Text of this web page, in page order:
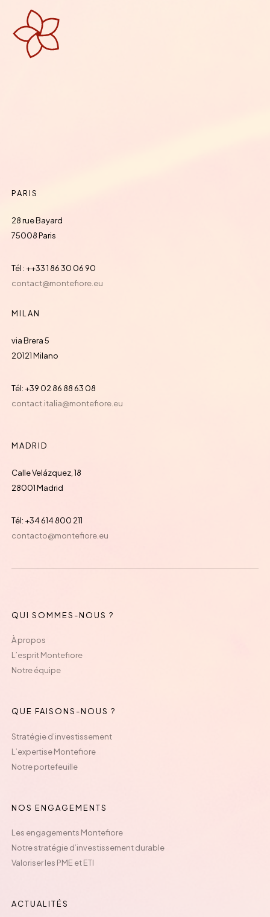
PARIS
28 rue Bayard
75008 Paris
Tél : ++33 1 86 30 06 90
contact@montefiore.eu
MILAN
via Brera 5
20121 Milano
Tél: +39 02 86 88 63 08
contact.italia@montefiore.eu
MADRID
Calle Velázquez, 18
28001 Madrid
Tél: +34 614 800 211
contacto@montefiore.eu
QUI SOMMES-NOUS ?
À propos
L’esprit Montefiore
Notre équipe
QUE FAISONS-NOUS ?
Stratégie d’investissement
L’expertise Montefiore
Notre portefeuille
NOS ENGAGEMENTS
Les engagements Montefiore
Notre stratégie d’investissement durable
Valoriser les PME et ETI
ACTUALITÉS